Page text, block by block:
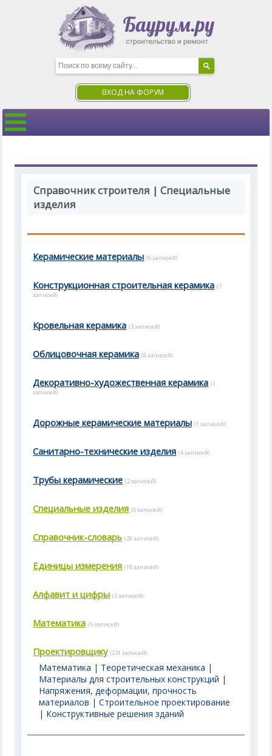
ВХОД НА ФОРУМ
Справочник строителя | Специальные
изделия
Керамические материалы (6 записей)
Конструкционная строительная керамика (7
записей)
Кровельная керамика (3 записей)
Облицовочная керамика (8 записей)
Декоративно-художественная керамика (1
записей)
Дорожные керамические материалы (1 записей)
Санитарно-технические изделия (4 записей)
Трубы керамические (2 записей)
Специальные изделия (6 записей)
Справочник-словарь (28 записей)
Единицы измерения (18 записей)
Алфавит и цифры (2 записей)
Математика (5 записей)
Проектировщику (231 записей)
Математика | Теоретическая механика |
Материалы для строительных конструкций |
Напряжения, деформации, прочность
материалов |Строительное проектирование
| Конструктивные решения зданий